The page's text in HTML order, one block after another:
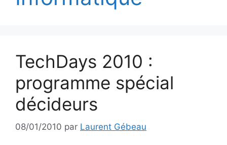
TechDays 2010 :
programme spécial
décideurs
08/01/2010 par Laurent Gébeau